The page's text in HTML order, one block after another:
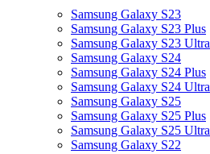
Samsung Galaxy S23
Samsung Galaxy S23 Plus
Samsung Galaxy S23 Ultra
Samsung Galaxy S24
Samsung Galaxy S24 Plus
Samsung Galaxy S24 Ultra
Samsung Galaxy S25
Samsung Galaxy S25 Plus
Samsung Galaxy S25 Ultra
Samsung Galaxy S22